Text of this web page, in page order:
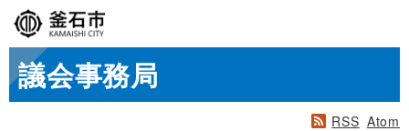
議会事務局
RSS Atom